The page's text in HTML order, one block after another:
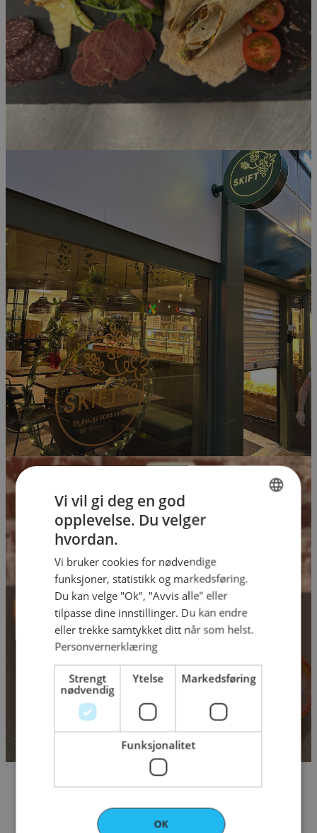
Vi vil gi deg en god
opplevelse. Du velger
hvordan.
Vi bruker cookies for nødvendige
funksjoner, statistikk og markedsføring.
Du kan velge "Ok", "Avvis alle" eller
tilpasse dine innstillinger. Du kan endre
eller trekke samtykket ditt når som helst.
Personvernerklæring
Strengt
nødvendig
Ytelse Markedsføring
Funksjonalitet
OK